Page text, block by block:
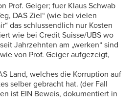
Prof. Geiger; fuer Klaus Schwab
DAS Ziel“ (wie bei vielen
das schlussendlich nur Kosten
wie bei Credit Suisse/UBS wo
Jahrzehnten am „werken“ sind
von Prof. Geiger aufgezeigt,
Land, welches die Korruption auf
selber gebracht hat. (der Fall
ist EIN Beweis, dokumentiert in